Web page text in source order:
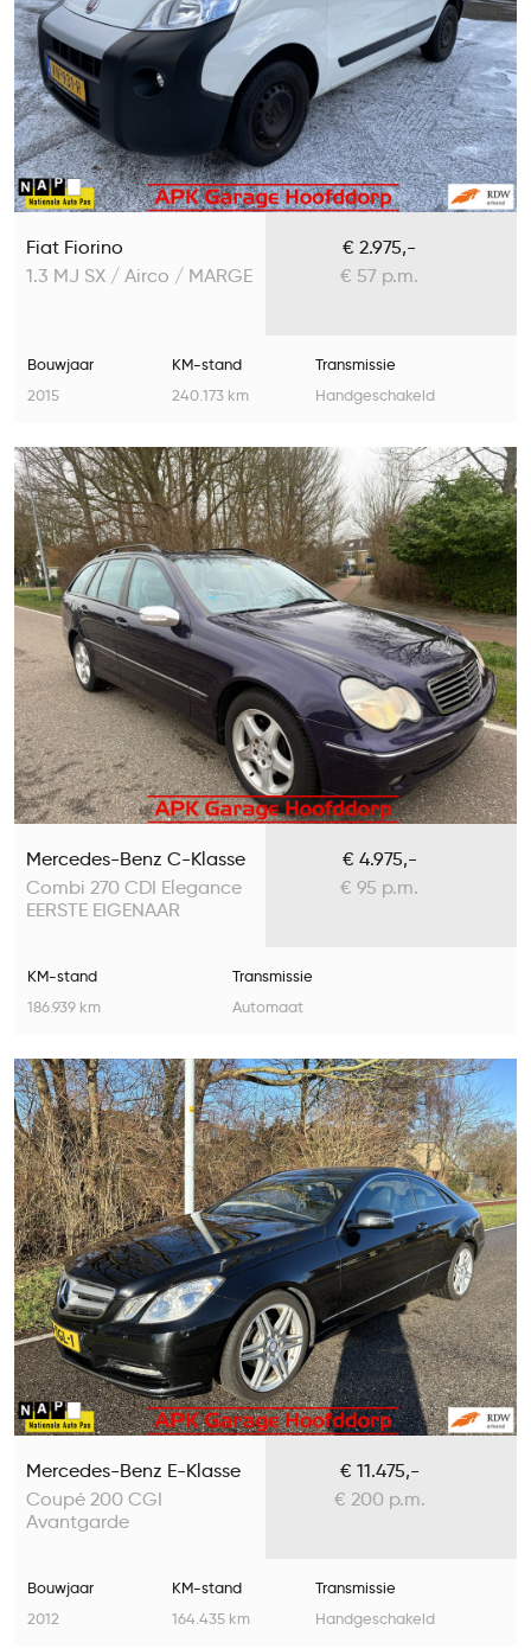
Fiat Fiorino
1.3 MJ SX / Airco / MARGE
€ 2.975,-
€ 57 p.m.
Bouwjaar
2015
KM-stand
240.173 km
Transmissie
Handgeschakeld
Mercedes-Benz C-Klasse
Combi 270 CDI Elegance
EERSTE EIGENAAR
€ 4.975,-
€ 95 p.m.
KM-stand
186.939 km
Transmissie
Automaat
Mercedes-Benz E-Klasse
Coupé 200 CGI
Avantgarde
€ 11.475,-
€ 200 p.m.
Bouwjaar
2012
KM-stand
164.435 km
Transmissie
Handgeschakeld